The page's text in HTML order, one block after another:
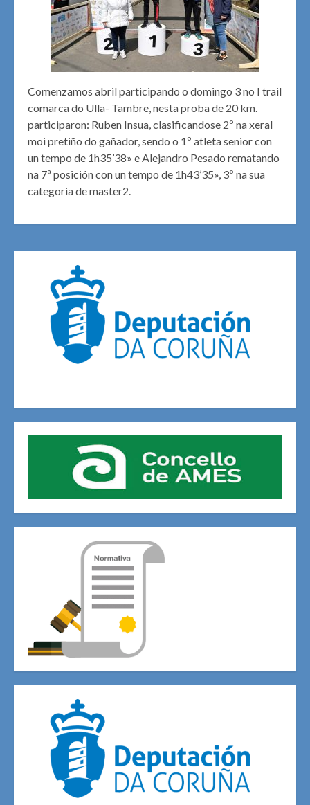
Comenzamos abril participando o domingo 3 no I trail
comarca do Ulla- Tambre, nesta proba de 20 km.
participaron: Ruben Insua, clasificandose 2º na xeral
moi pretiño do gañador, sendo o 1º atleta senior con
un tempo de 1h35’38» e Alejandro Pesado rematando
na 7ª posición con un tempo de 1h43’35», 3º na sua
categoria de master2.